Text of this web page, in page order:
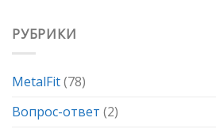
РУБРИКИ
MetalFit(78)
Вопрос-ответ (2)